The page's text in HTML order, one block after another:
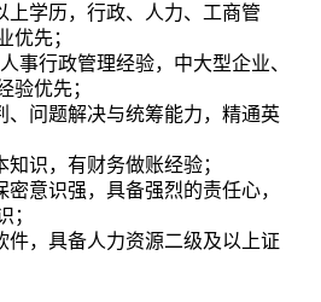
上学历，行政、人力、工商管
优先；
事行政管理经验，中大型企业、
验优先；
、问题解决与统筹能力，精通英
识，有财务做账经验；
密意识强，具备强烈的责任心，
；
件，具备人力资源二级及以上证